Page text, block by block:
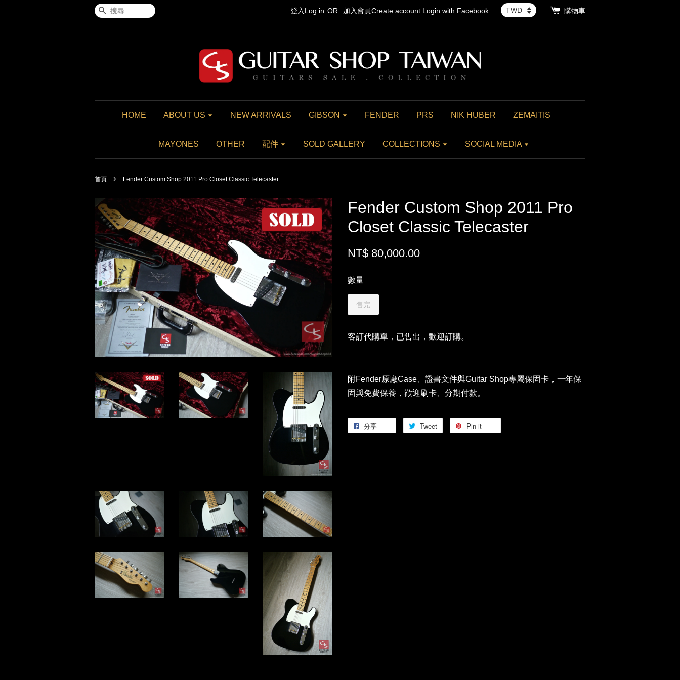
搜尋 登入Log in OR 加入會員Create account Login with Facebook 購物車
HOME ABOUT US NEW ARRIVALS GIBSON FENDER PRS NIK HUBER ZEMAITIS
MAYONES OTHER 配件 SOLD GALLERY COLLECTIONS SOCIAL MEDIA
首頁 › Fender Custom Shop 2011 Pro Closet Classic Telecaster
Fender Custom Shop 2011 Pro
Closet Classic Telecaster
NT$ 80,000.00
數量
售完
客訂代購單，已售出，歡迎訂購。
附Fender原廠Case、證書文件與Guitar Shop專屬保固卡，一年保
固與免費保養，歡迎刷卡、分期付款。
分享 Tweet Pin it